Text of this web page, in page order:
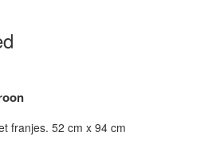
franjes. 52 cm x 94 cm